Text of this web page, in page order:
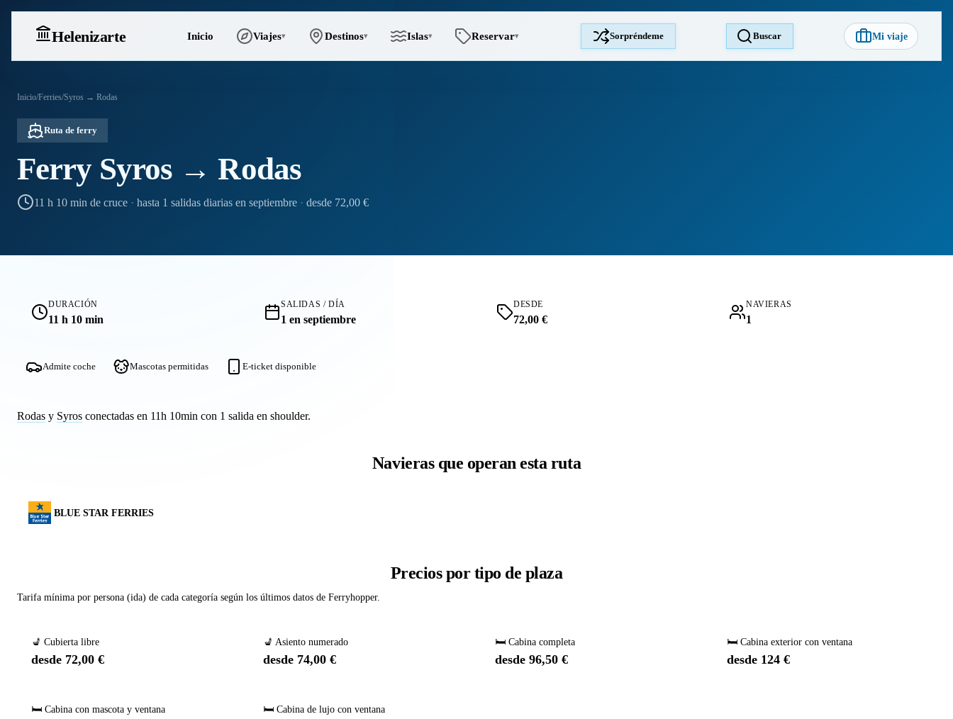
Helenizarte Inicio Viajes▾ Destinos▾ Islas▾ Reservar▾ Sorpréndeme Buscar Mi viaje
Inicio/Ferries/Syros → Rodas
Ruta de ferry
Ferry Syros → Rodas
11 h 10 min de cruce · hasta 1 salidas diarias en septiembre · desde 72,00 €
DURACIÓN
11 h 10 min
SALIDAS / DÍA
1 en septiembre
DESDE
72,00 €
NAVIERAS
1
Admite coche Mascotas permitidas E-ticket disponible
Rodas y Syros conectadas en 11h 10min con 1 salida en shoulder.
Navieras que operan esta ruta
BLUE STAR FERRIES
Precios por tipo de plaza
Tarifa mínima por persona (ida) de cada categoría según los últimos datos de Ferryhopper.
💺 Cubierta libre
desde 72,00 €
💺 Asiento numerado
desde 74,00 €
🛏️ Cabina completa
desde 96,50 €
🛏️ Cabina exterior con ventana
desde 124 €
🛏️ Cabina con mascota y ventana 🛏️ Cabina de lujo con ventana